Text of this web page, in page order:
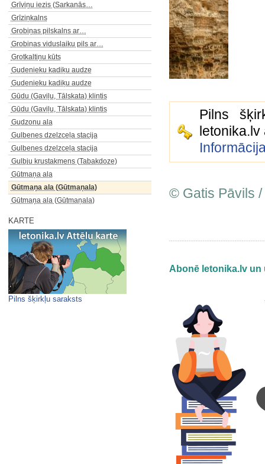
Grīviņu iezis (Sarkanās…
Grīziņkalns
Grobiņas pilskalns ar…
Grobiņas viduslaiku pils ar…
Grotkaltiņu kūts
Gudenieku kadiķu audze
Gudenieku kadiķu audze
Gūdu (Gaviļu, Tālskata) klintis
Gūdu (Gaviļu, Tālskata) klintis
Gudzonu ala
Gulbenes dzelzceļa stacija
Gulbenes dzelzceļa stacija
Gulbju krustakmens (Tabakdoze)
Gūtmaņa ala
Gūtmaņa ala (Gūtmaņala)
Gūtmaņa ala (Gūtmaņala)
KARTE
Pilns šķirkļu saraksts
Pilns
© Gatis Pāvils /
Abonē letonika.lv un